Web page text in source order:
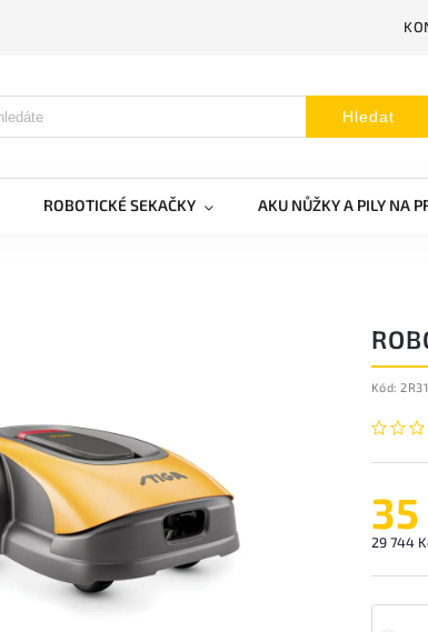
Hledat
ROBOTICKÉ SEKAČKY AKU NŮŽKY A PILY NA
Kód:
29 744